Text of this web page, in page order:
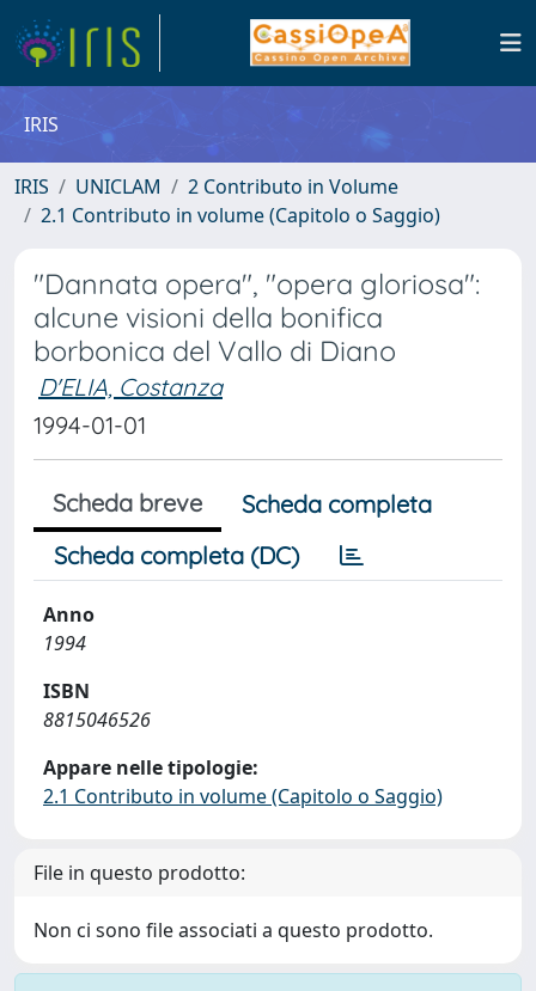
IRIS
IRIS UNICLAM
2 Contributo in Volume
2.1 Contributo in volume (Capitolo o Saggio)
"Dannata opera", "opera gloriosa":
alcune visioni della bonifica
borbonica del Vallo di Diano
D'ELIA, Costanza
1994-01-01
Scheda breve
Scheda completa
Scheda completa (DC)
Anno
1994
ISBN
8815046526
Appare nelle tipologie:
2.1 Contributo in volume (Capitolo o Saggio)
File in questo prodotto:
Non ci sono file associati a questo prodotto.